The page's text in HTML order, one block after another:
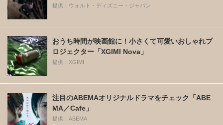
提供：ウォルト・ディズニー・ジャパン
おうち時間が映画館に！小さくて可愛いおしゃれプ
ロジェクター「XGIMI Nova」
提供：XGIMI
注目のABEMAオリジナルドラマをチェック「ABE
MA／Cafe」
提供：ABEMA